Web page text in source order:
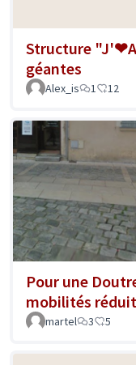
Structure
géantes
Alex_is 1 12
Pour une
mobilités
martel 3 5